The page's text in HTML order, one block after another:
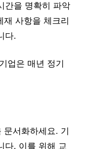
간을 명확히 파악
사항을 체크리
다.
업은 매년 정기
문서화하세요. 기
다. 이를 위해 교